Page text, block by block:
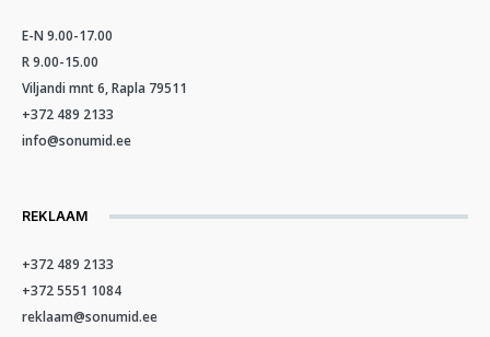
E-N 9.00-17.00
R 9.00-15.00
Viljandi mnt 6, Rapla 79511
+372 489 2133
info@sonumid.ee
REKLAAM
+372 489 2133
+372 5551 1084
reklaam@sonumid.ee